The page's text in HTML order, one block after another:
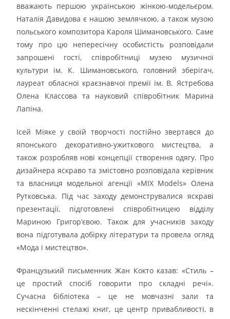
вважають першою українською жінкою-модельєром.
Наталія Давидова є нашою землячкою, а також музою
польського композитора Кароля Шимановського. Саме
тому про цю непересічну особистість розповідали
запрошені гості, співробітниці музею музичної
культури ім. К. Шимановського, головний зберігач,
лауреат обласної краєзнавчої премії ім. В. Ястребова
Олена Классова та науковий співробітник Марина
Лапіна.
Ісей Міяке у своїй творчості постійно звертався до
японського декоративно-ужиткового мистецтва, а
також розробляв нові концепції створення одягу. Про
дизайнера яскраво та змістовно розповідала керівник
та власниця модельної агенції «MIX Models» Олена
Рутковська. Під час заходу демонструвалися яскраві
презентації, підготовлені співробітницею відділу
Мариною Григор’євою. Також для учасників заходу
вона підготувала добірку літератури та провела огляд
«Мода і мистецтво».
Французький письменник Жан Кокто казав: «Стиль –
це простий спосіб говорити про складні речі».
Сучасна бібліотека – це не мовчазні зали та
нескінченні стелажі книг, це центр привабливості, в